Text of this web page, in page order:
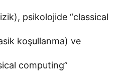
psikolojide “classical
koşullanma) ve
computing”